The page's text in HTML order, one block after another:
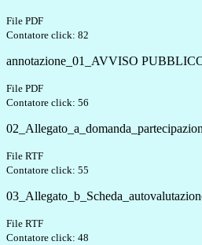
File PDF
Contatore click: 82
annotazione_01_AVVISO
File PDF
Contatore click: 56
File RTF
Contatore click: 55
File RTF
Contatore click: 48